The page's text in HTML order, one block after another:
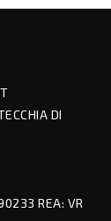
DI
REA: VR